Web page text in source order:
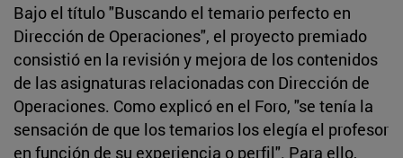
Bajo el título "Buscando el temario perfecto en
Dirección de Operaciones", el proyecto premiado
consistió en la revisión y mejora de los contenidos
de las asignaturas relacionadas con Dirección de
Operaciones. Como explicó en el Foro, "se tenía la
sensación de que los temarios los elegía el profesor
en función de su experiencia o perfil". Para ello,